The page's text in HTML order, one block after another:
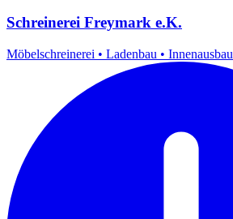
Schreinerei Freymark e.K.
Möbelschreinerei • Ladenbau • Innenausbau